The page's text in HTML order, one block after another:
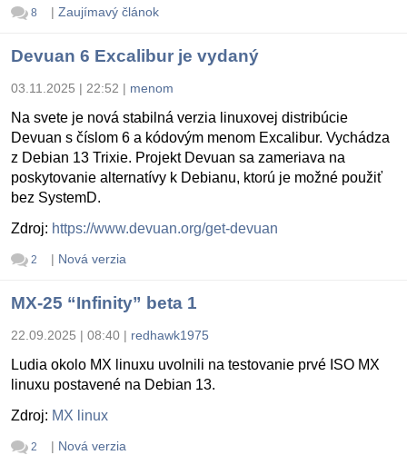
8 | Zaujímavý článok
Devuan 6 Excalibur je vydaný
03.11.2025 | 22:52 | menom
Na svete je nová stabilná verzia linuxovej distribúcie
Devuan s číslom 6 a kódovým menom Excalibur. Vychádza
z Debian 13 Trixie. Projekt Devuan sa zameriava na
poskytovanie alternatívy k Debianu, ktorú je možné použiť
bez SystemD.
Zdroj: https://www.devuan.org/get-devuan
2 | Nová verzia
MX-25 “Infinity” beta 1
22.09.2025 | 08:40 | redhawk1975
Ludia okolo MX linuxu uvolnili na testovanie prvé ISO MX
linuxu postavené na Debian 13.
Zdroj: MX linux
2 | Nová verzia